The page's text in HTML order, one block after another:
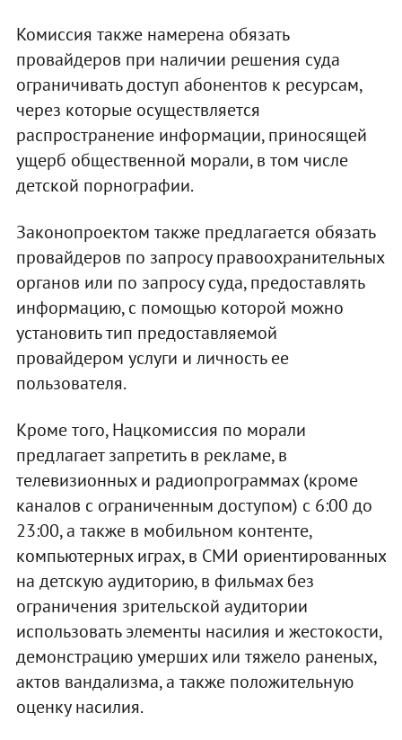
Комиссия также намерена обязать
провайдеров при наличии решения суда
ограничивать доступ абонентов к ресурсам,
через которые осуществляется
распространение информации, приносящей
ущерб общественной морали, в том числе
детской порнографии.
Законопроектом также предлагается обязать
провайдеров по запросу правоохранительных
органов или по запросу суда, предоставлять
информацию, с помощью которой можно
установить тип предоставляемой
провайдером услуги и личность ее
пользователя.
Кроме того, Нацкомиссия по морали
предлагает запретить в рекламе, в
телевизионных и радиопрограммах (кроме
каналов с ограниченным доступом) с 6:00 до
23:00, а также в мобильном контенте,
компьютерных играх, в СМИ ориентированных
на детскую аудиторию, в фильмах без
ограничения зрительской аудитории
использовать элементы насилия и жестокости,
демонстрацию умерших или тяжело раненых,
актов вандализма, а также положительную
оценку насилия.